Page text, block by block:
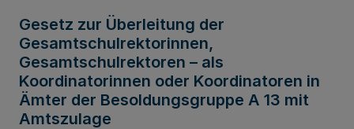
Gesetz zur Überleitung der
Gesamtschulrektorinnen,
Gesamtschulrektoren – als
Koordinatorinnen oder Koordinatoren in
Ämter der Besoldungsgruppe A 13 mit
Amtszulage